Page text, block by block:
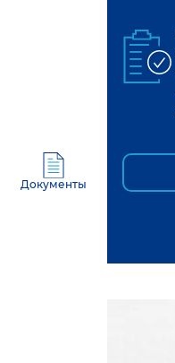
Документы